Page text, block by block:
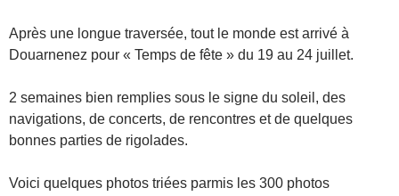
Après une longue traversée, tout le monde est arrivé à
Douarnenez pour « Temps de fête » du 19 au 24 juillet.
2 semaines bien remplies sous le signe du soleil, des
navigations, de concerts, de rencontres et de quelques
bonnes parties de rigolades.
Voici quelques photos triées parmis les 300 photos